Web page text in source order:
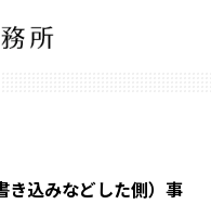
き込みなどした側）事